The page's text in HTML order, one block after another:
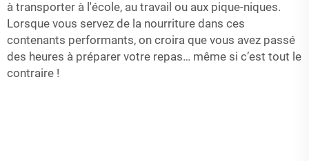
à transporter à l'école, au travail ou aux pique-niques.
Lorsque vous servez de la nourriture dans ces
contenants performants, on croira que vous avez passé
des heures à préparer votre repas… même si c’est tout le
contraire !